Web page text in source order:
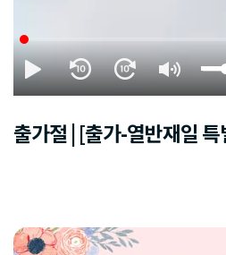
출가절 | [출가-열반재일